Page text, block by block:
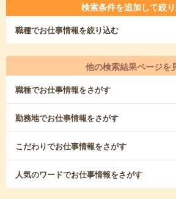
検索条件を追加して絞
職種でお仕事情報を絞り込む
他の検索結果ページを
職種でお仕事情報をさがす
勤務地でお仕事情報をさがす
こだわりでお仕事情報をさがす
人気のワードでお仕事情報をさがす